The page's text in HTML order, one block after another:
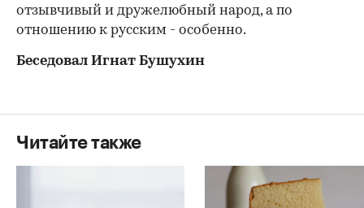
отзывчивый и дружелюбный народ, а по
отношению к русским - особенно.
Беседовал Игнат Бушухин
Читайте также